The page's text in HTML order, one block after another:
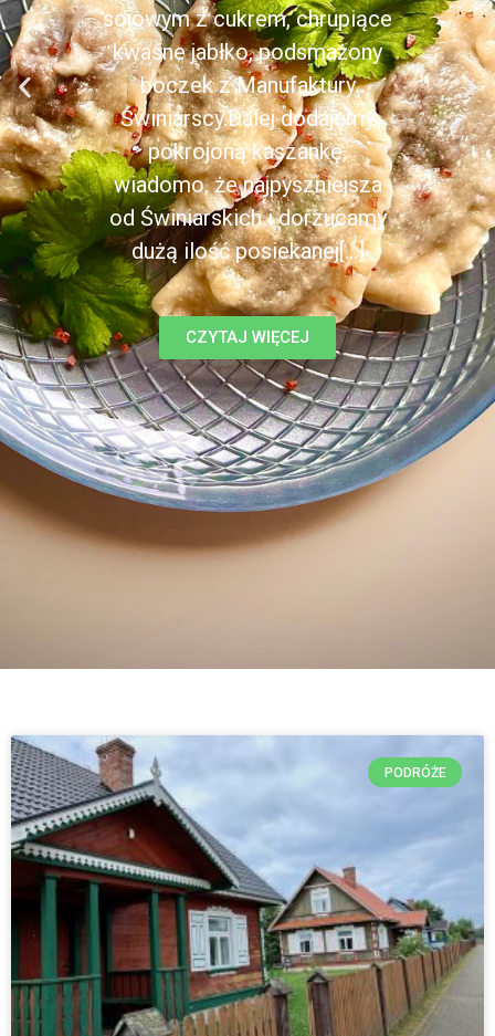
sojowym z cukrem, chrupiące
kwaśne jabłko, podsmażony
boczek z Manufaktury
Świniarscy.Dalej dodajemy
pokrojoną kaszankę,
wiadomo, że najpyszniejsza
od Świniarskich i dorzucamy
dużą ilość posiekanej[...]
CZYTAJ WIĘCEJ
PODRÓŻE